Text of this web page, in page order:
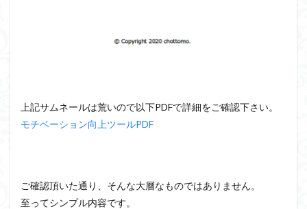
上記サムネールは荒いので以下PDFで詳細をご確認下さい。
モチベーション向上ツールPDF
ご確認頂いた通り、そんな大層なものではありません。
至ってシンプル内容です。